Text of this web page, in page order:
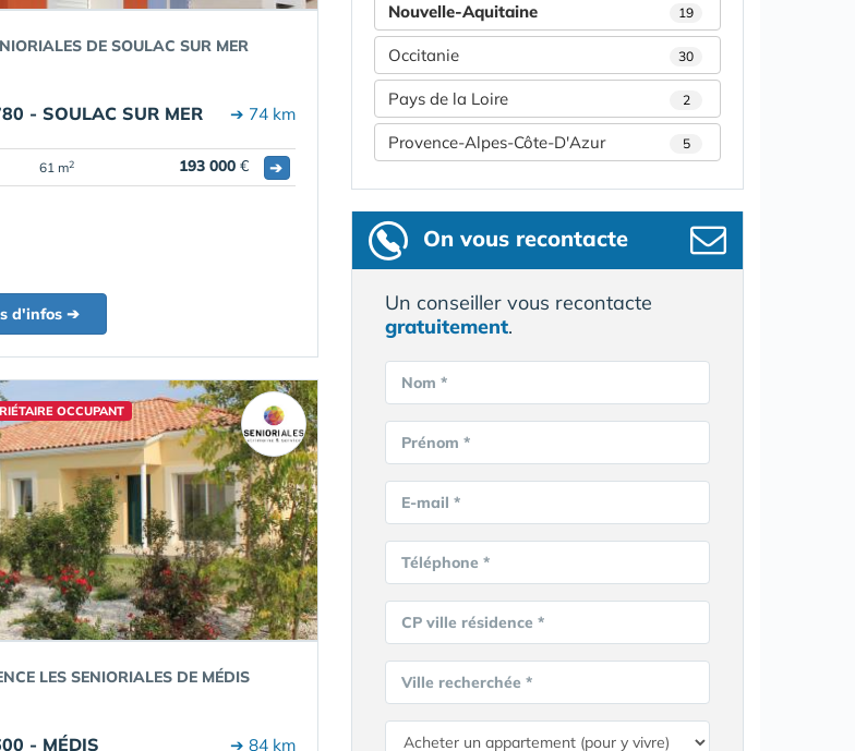
DE SOULAC SUR MER
- SOULAC SUR MER ➔ 74 km
61 m2 193 000 € ➔
d'infos ➔
OCCUPANT
LES SENIORIALES DE MÉDIS
- MÉDIS ➔ 84 km
Nouvelle-Aquitaine 19
Occitanie 30
Pays de la Loire 2
Provence-Alpes-Côte-D'Azur 5
On vous recontacte
Un conseiller vous recontacte
gratuitement.
Nom *
Prénom *
E-mail *
Téléphone *
CP ville résidence *
Ville recherchée *